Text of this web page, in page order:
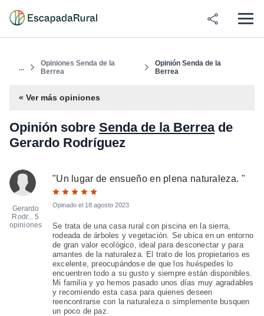
...
Opiniones Senda de la
Berrea
Opinión Senda de la
Berrea
« Ver más opiniones
Opinión sobre Senda de la Berreade
Gerardo Rodríguez
Gerardo
Rodr... 5
opiniones
"Un lugar de ensueño en plena naturaleza. "
Opinado el 18 agosto 2023
Se trata de una casa rural con piscina en la sierra,
rodeada de árboles y vegetación. Se ubica en un entorno
de gran valor ecológico, ideal para desconectar y para
amantes de la naturaleza. El trato de los propietarios es
excelente, preocupándose de que los huéspedes lo
encuentren todo a su gusto y siempre están disponibles.
Mi familia y yo hemos pasado unos días muy agradables
y recomiendo esta casa para quienes deseen
reencontrarse con la naturaleza o simplemente busquen
un poco de paz.